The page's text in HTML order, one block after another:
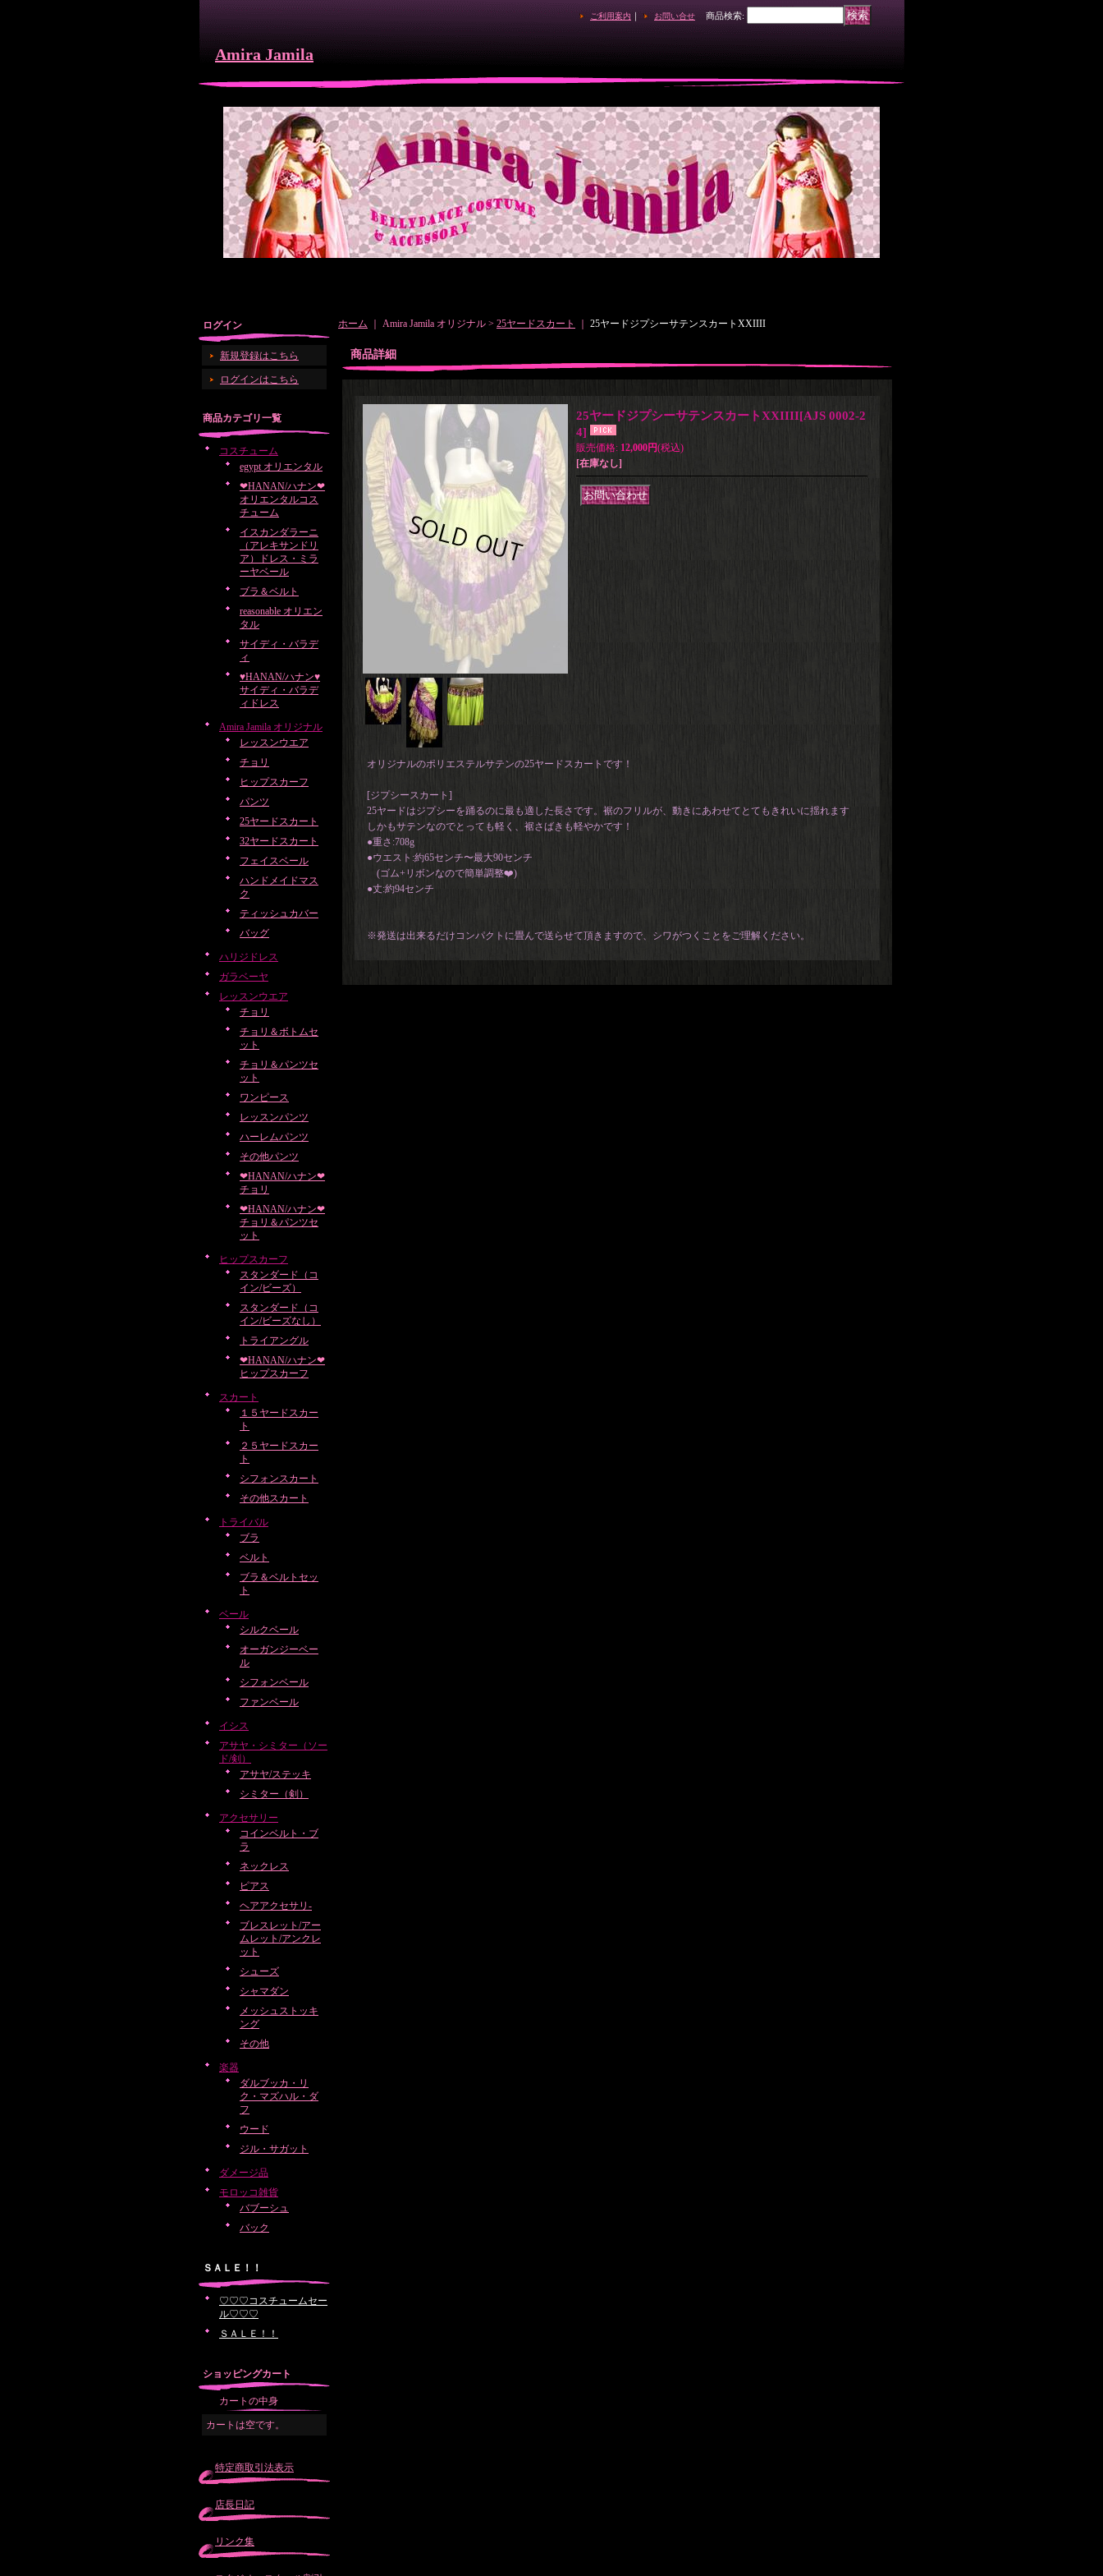
Amira Jamila
ご利用案内 ｜ お問い合せ 商品検索:
ログイン
新規登録はこちら
ログインはこちら
商品カテゴリ一覧
コスチューム
egypt オリエンタル
❤HANAN/ハナン❤
オリエンタルコス
チューム
イスカンダラーニ
（アレキサンドリ
ア）ドレス・ミラ
ーヤベール
ブラ＆ベルト
reasonable オリエン
タル
サイディ・バラデ
ィ
♥HANAN/ハナン♥
サイディ・バラデ
ィドレス
Amira Jamila オリジナル
レッスンウエア
チョリ
ヒップスカーフ
パンツ
25ヤードスカート
32ヤードスカート
フェイスベール
ハンドメイドマス
ク
ティッシュカバー
バッグ
ハリジドレス
ガラベーヤ
レッスンウエア
チョリ
チョリ＆ボトムセ
ット
チョリ＆パンツセ
ット
ワンピース
レッスンパンツ
ハーレムパンツ
その他パンツ
❤HANAN/ハナン❤
チョリ
❤HANAN/ハナン❤
チョリ＆パンツセ
ット
ヒップスカーフ
スタンダード（コ
イン/ビーズ）
スタンダード（コ
イン/ビーズなし）
トライアングル
❤HANAN/ハナン❤
ヒップスカーフ
スカート
１５ヤードスカー
ト
２５ヤードスカー
ト
シフォンスカート
その他スカート
トライバル
ブラ
ベルト
ブラ＆ベルトセッ
ト
ベール
シルクベール
オーガンジーベー
ル
シフォンベール
ファンベール
イシス
アサヤ・シミター（ソー
ド/剣）
アサヤ/ステッキ
シミター（剣）
アクセサリー
コインベルト・ブ
ラ
ネックレス
ピアス
ヘアアクセサリ-
ブレスレット/アー
ムレット/アンクレ
ット
シューズ
シャマダン
メッシュストッキ
ング
その他
楽器
ダルブッカ・リ
ク・マズハル・ダ
フ
ウード
ジル・サガット
ダメージ品
モロッコ雑貨
バブーシュ
バック
ＳＡＬＥ！！
♡♡♡コスチュームセー
ル♡♡♡
ＳＡＬＥ！！
ショッピングカート
カートの中身
カートは空です。
特定商取引法表示
店長日記
リンク集
ホーム ｜ Amira Jamila オリジナル > 25ヤードスカート 25ヤードジプシーサテンスカートXXIIII
商品詳細
25ヤードジプシーサテンスカートXXIIII[AJS 0002-2
4]
販売価格: 12,000円(税込)
[在庫なし]
オリジナルのポリエステルサテンの25ヤードスカートです！
[ジプシースカート]
25ヤードはジプシーを踊るのに最も適した長さです。裾のフリルが、動きにあわせてとてもきれいに揺れます
しかもサテンなのでとっても軽く、裾さばきも軽やかです！
●重さ:708g
●ウエスト:約65センチ〜最大90センチ
(ゴム+リボンなので簡単調整❤️)
●丈:約94センチ
※発送は出来るだけコンパクトに畳んで送らせて頂きますので、シワがつくことをご理解ください。